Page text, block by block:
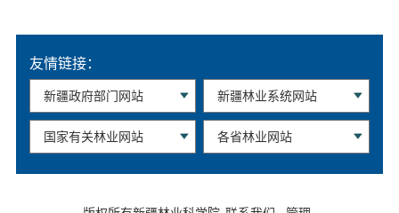
友情链接：